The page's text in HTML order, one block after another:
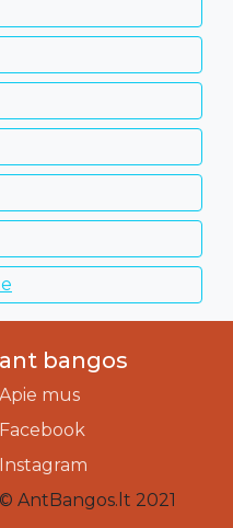
ant bangos
Apie mus
Facebook
Instagram
© AntBangos.lt 2021